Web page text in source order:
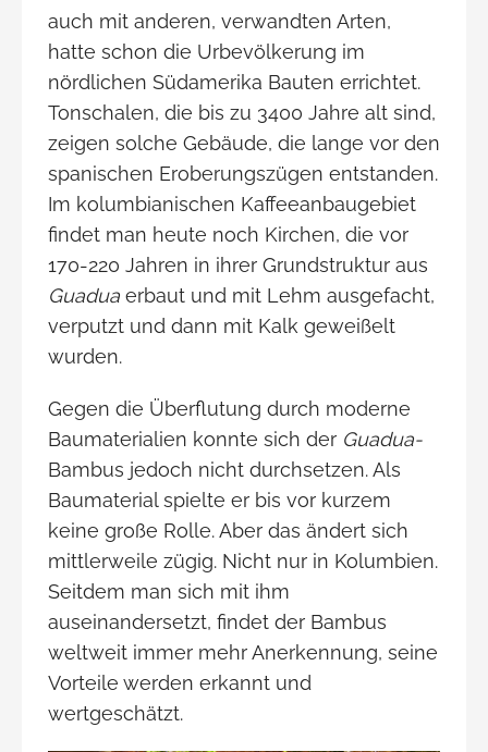
auch mit anderen, verwandten Arten,
hatte schon die Urbevölkerung im
nördlichen Südamerika Bauten errichtet.
Tonschalen, die bis zu 3400 Jahre alt sind,
zeigen solche Gebäude, die lange vor den
spanischen Eroberungszügen entstanden.
Im kolumbianischen Kaffeeanbaugebiet
findet man heute noch Kirchen, die vor
170-220 Jahren in ihrer Grundstruktur aus
Guadua erbaut und mit Lehm ausgefacht,
verputzt und dann mit Kalk geweißelt
wurden.
Gegen die Überflutung durch moderne
Baumaterialien konnte sich der Guadua-
Bambus jedoch nicht durchsetzen. Als
Baumaterial spielte er bis vor kurzem
keine große Rolle. Aber das ändert sich
mittlerweile zügig. Nicht nur in Kolumbien.
Seitdem man sich mit ihm
auseinandersetzt, findet der Bambus
weltweit immer mehr Anerkennung, seine
Vorteile werden erkannt und
wertgeschätzt.